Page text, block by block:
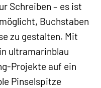
Schreiben – es ist
Buchstaben
zu gestalten. Mit
in ultramarinblau
Projekte auf ein
Pinselspitze